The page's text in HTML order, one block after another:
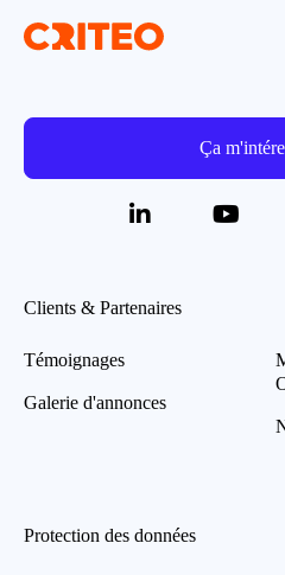
Ça
Clients & Partenaires
Témoignages
Galerie d'annonces
Protection des données